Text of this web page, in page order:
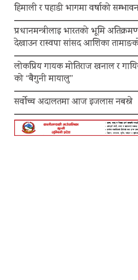
हिमाली र पहाडी भागमा वर्षाको
प्रधानमन्त्रीलाइ भारतको भूमि
देखाउन रास्वपा सांसद आशिका
लोकप्रिय गायक मोतिराज खनाल र
को “बैगुनी मायालु”
सर्वोच्च अदालतमा आज इजलास नबस्ने